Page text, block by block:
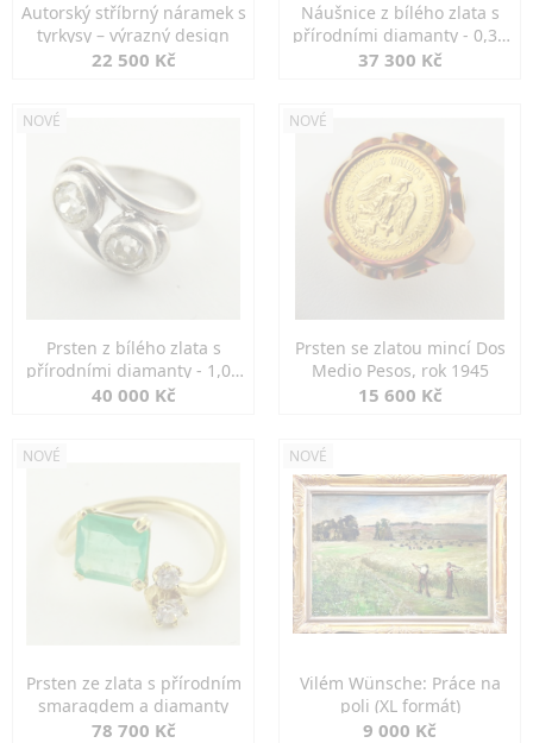
Autorský stříbrný náramek s
tyrkysy – výrazný design
22 500 Kč
Náušnice z bílého zlata s
přírodními diamanty - 0,30
ct
37 300 Kč
NOVÉ
Prsten z bílého zlata s
přírodními diamanty - 1,00
ct
40 000 Kč
NOVÉ
Prsten se zlatou mincí Dos
Medio Pesos, rok 1945
15 600 Kč
NOVÉ
Prsten ze zlata s přírodním
smaragdem a diamanty
78 700 Kč
NOVÉ
Vilém Wünsche: Práce na
poli (XL formát)
9 000 Kč